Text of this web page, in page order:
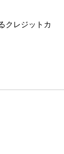
クレジットカ